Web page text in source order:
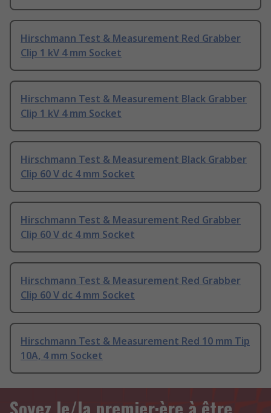
Hirschmann Test & Measurement Red Grabber
Clip 1 kV 4 mm Socket
Hirschmann Test & Measurement Black Grabber
Clip 1 kV 4 mm Socket
Hirschmann Test & Measurement Black Grabber
Clip 60 V dc 4 mm Socket
Hirschmann Test & Measurement Red Grabber
Clip 60 V dc 4 mm Socket
Hirschmann Test & Measurement Red Grabber
Clip 60 V dc 4 mm Socket
Hirschmann Test & Measurement Red 10 mm Tip
10A, 4 mm Socket